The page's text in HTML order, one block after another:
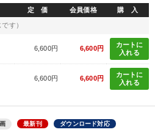
心を磨く
通信販売 銀行交渉
定 価 会員価格 購 入
す）
6,600円 6,600円
カートに
入れる
6,600円 6,600円
カートに
入れる
最新刊 ダウンロード対応